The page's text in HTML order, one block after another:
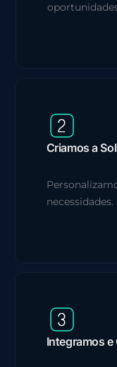
Criamos a
necessidades.
Integramos e